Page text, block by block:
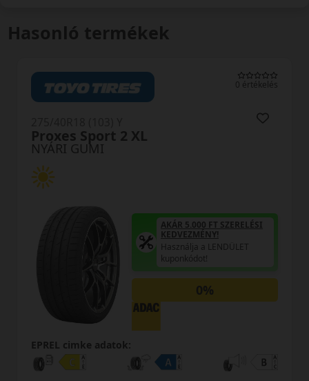
Hasonló termékek
0 értékelés
NYÁRI GUMI
FK520 XL MFS
AKÁR 5.000 FT SZERELÉSI
KEDVEZMÉNY!
Használja a LENDÜLET
kuponkódot!
0%
EPREL cimke adatok: